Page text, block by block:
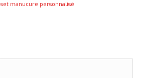
set manucure personnalisé